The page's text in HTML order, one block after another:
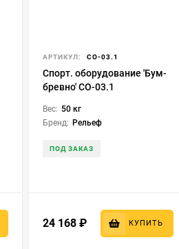
АРТИКУЛ: СО-03.1
Спорт. оборудование 'Бум-
бревно' СО-03.1
Вес: 50 кг
Бренд: Рельеф
ПОД ЗАКАЗ
24 168 ₽ КУПИТЬ